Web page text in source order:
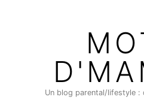
Un blog parental/lifestyle :